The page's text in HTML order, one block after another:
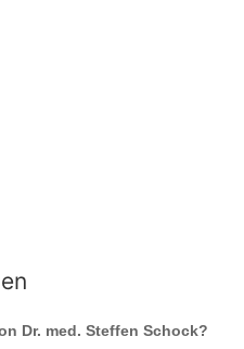
Dr. med. Steffen Schock?